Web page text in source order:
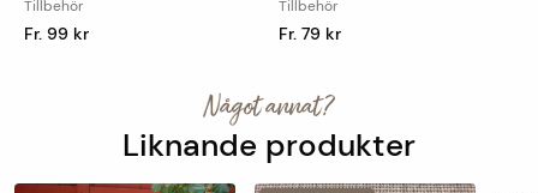
Tillbehör
Fr. 99 kr
Tillbehör
Fr. 79 kr
Något annat?
Liknande produkter